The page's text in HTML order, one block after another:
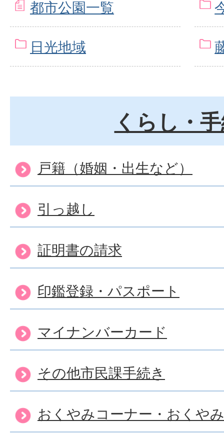
都市公園一覧
日光地域
くらし・
戸籍（婚姻・出生など）
引っ越し
証明書の請求
印鑑登録・パスポート
マイナンバーカード
その他市民課手続き
おくやみコーナー・おくや